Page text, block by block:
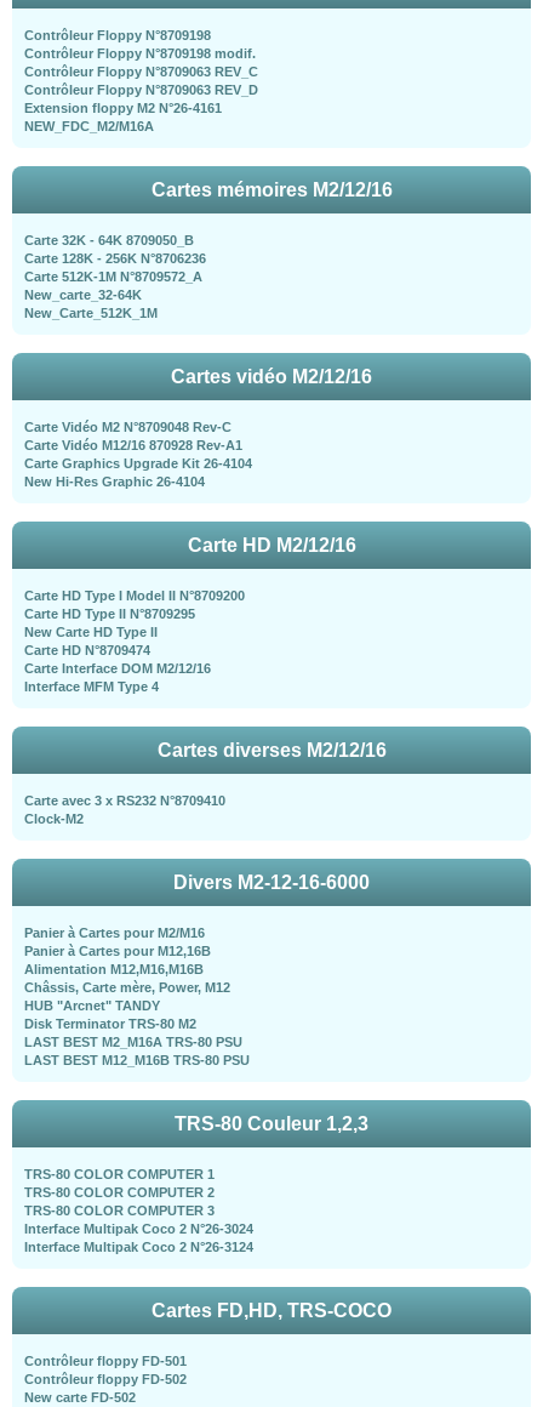
Contrôleur Floppy N°8709198
Contrôleur Floppy N°8709198 modif.
Contrôleur Floppy N°8709063 REV_C
Contrôleur Floppy N°8709063 REV_D
Extension floppy M2 N°26-4161
NEW_FDC_M2/M16A
Cartes mémoires M2/12/16
Carte 32K - 64K 8709050_B
Carte 128K - 256K N°8706236
Carte 512K-1M N°8709572_A
New_carte_32-64K
New_Carte_512K_1M
Cartes vidéo M2/12/16
Carte Vidéo M2 N°8709048 Rev-C
Carte Vidéo M12/16 870928 Rev-A1
Carte Graphics Upgrade Kit 26-4104
New Hi-Res Graphic 26-4104
Carte HD M2/12/16
Carte HD Type I Model II N°8709200
Carte HD Type II N°8709295
New Carte HD Type II
Carte HD N°8709474
Carte Interface DOM M2/12/16
Interface MFM Type 4
Cartes diverses M2/12/16
Carte avec 3 x RS232 N°8709410
Clock-M2
Divers M2-12-16-6000
Panier à Cartes pour M2/M16
Panier à Cartes pour M12,16B
Alimentation M12,M16,M16B
Châssis, Carte mère, Power, M12
HUB "Arcnet" TANDY
Disk Terminator TRS-80 M2
LAST BEST M2_M16A TRS-80 PSU
LAST BEST M12_M16B TRS-80 PSU
TRS-80 Couleur 1,2,3
TRS-80 COLOR COMPUTER 1
TRS-80 COLOR COMPUTER 2
TRS-80 COLOR COMPUTER 3
Interface Multipak Coco 2 N°26-3024
Interface Multipak Coco 2 N°26-3124
Cartes FD,HD, TRS-COCO
Contrôleur floppy FD-501
Contrôleur floppy FD-502
New carte FD-502